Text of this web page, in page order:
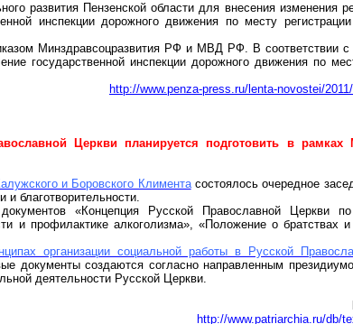
развития Пензенской области для внесения изменения
инспекции дорожного движения по месту регистрации
Минздравсоцразвития РФ и МВД РФ. В соответствии
государственной инспекции дорожного движения по
http://www.penza-press.ru/lenta-novostei/
Церкви планируется подготовить в рамках
и Боровского Климентасостоялось очередное
и благотворительности.
«Концепция Русской Православной Церкви по
и профилактике алкоголизма», «Положение о братствах и
организации социальной работы в Русской
документы создаются согласно направленным
деятельности Русской Церкви.
http://www.patriarchia.ru/db/